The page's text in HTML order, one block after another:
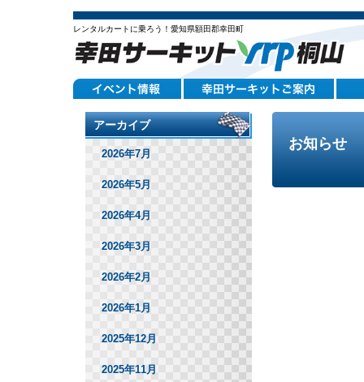
レンタルカートに乗ろう！愛知県額田郡幸田町
お知らせ
アーカイブ
2026年7月
2026年5月
2026年4月
2026年3月
2026年2月
2026年1月
2025年12月
2025年11月